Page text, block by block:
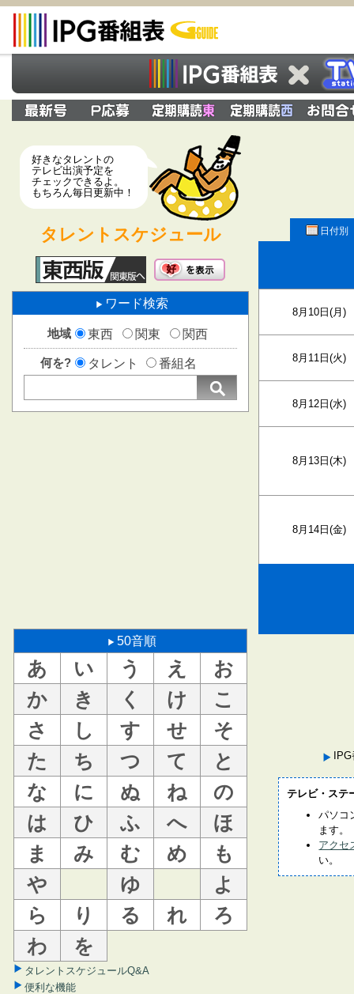
好きなタレントの
テレビ出演予定を
チェックできるよ。
もちろん毎日更新中！
タレントスケジュール
ワード検索
地域 東西 関東 関西
何を? タレント 番組名
50音順
あ い う え
お
か
き く け
こ
さ
し す せ
そ
た
ち つ て
と
な
に ぬ ね
の
は
ひ ふ へ
ほ
ま
み む め
も
や
ゆ
よ
ら
り る れ
ろ
わ
を
タレントスケジュールQ&A
便利な機能
日付別
8月10日(月)
8月11日(火)
8月12日(水)
8月13日(木)
8月14日(金)
テレビ・ステ
パソコ
ます。
アクセ
い。